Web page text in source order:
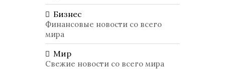
Бизнес
Финансовые новости со всего
мира
Мир
Свежие новости со всего мира